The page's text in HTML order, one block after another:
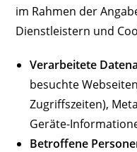
im Rahmen der
Dienstleistern und
Verarbeitete
besuchte
Zugriffszeiten),
Geräte-
Betroffene